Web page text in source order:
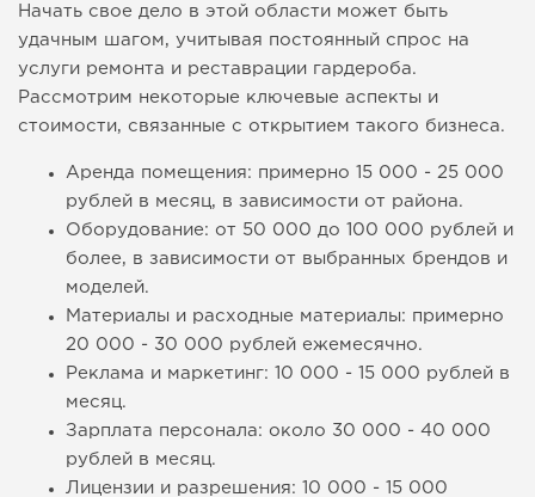
Начать свое дело в этой области может быть
удачным шагом, учитывая постоянный спрос на
услуги ремонта и реставрации гардероба.
Рассмотрим некоторые ключевые аспекты и
стоимости, связанные с открытием такого бизнеса.
Аренда помещения: примерно 15 000 - 25 000
рублей в месяц, в зависимости от района.
Оборудование: от 50 000 до 100 000 рублей и
более, в зависимости от выбранных брендов и
моделей.
Материалы и расходные материалы: примерно
20 000 - 30 000 рублей ежемесячно.
Реклама и маркетинг: 10 000 - 15 000 рублей в
месяц.
Зарплата персонала: около 30 000 - 40 000
рублей в месяц.
Лицензии и разрешения: 10 000 - 15 000